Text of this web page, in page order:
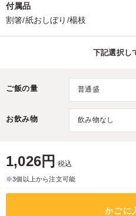
付属品
割箸/紙おしぼり/楊枝
下記選択し
ご飯の量
お飲み物
1,026円 税込
※3個以上から注文可能
かごに